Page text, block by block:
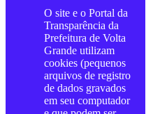
O site e o Portal da
Transparência da
Prefeitura de Volta
Grande utilizam
cookies (pequenos
arquivos de registro
de dados gravados
em seu computador